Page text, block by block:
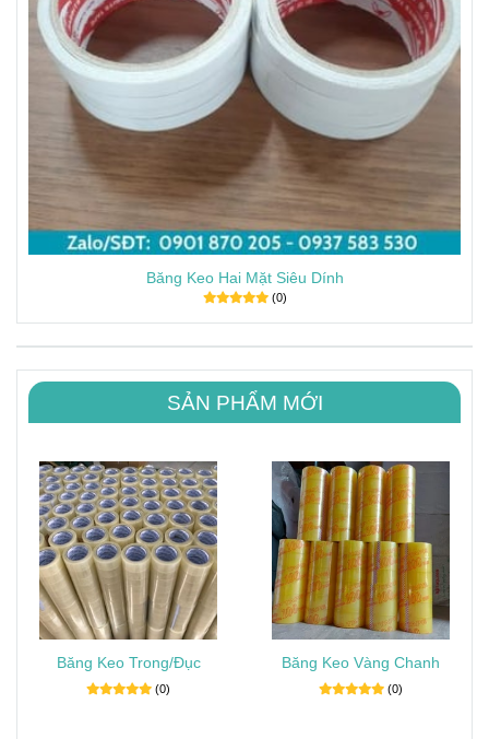
Băng Keo Hai Mặt Siêu Dính
(0)
SẢN PHẨM MỚI
Băng Keo Trong/Đục
(0)
Băng Keo Vàng Chanh
(0)